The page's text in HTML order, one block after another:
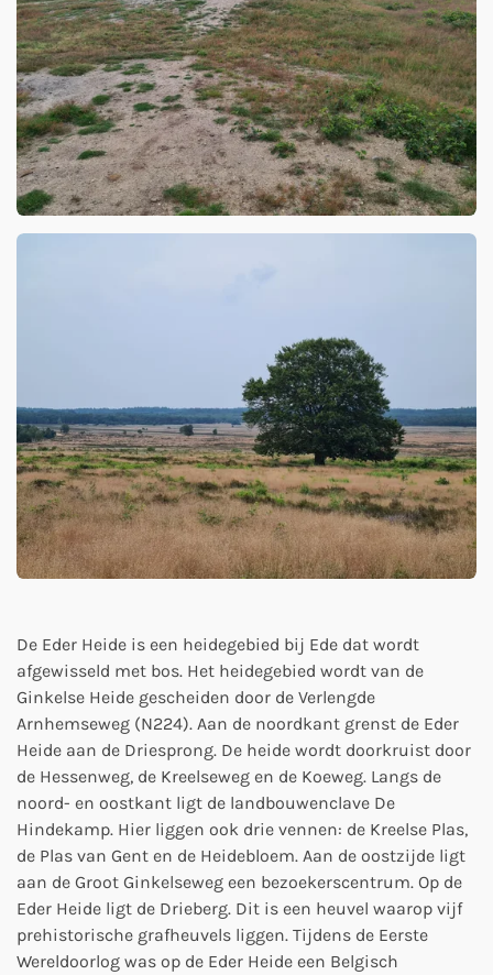
De Eder Heide is een heidegebied bij Ede dat wordt
afgewisseld met bos. Het heidegebied wordt van de
Ginkelse Heide gescheiden door de Verlengde
Arnhemseweg (N224). Aan de noordkant grenst de Eder
Heide aan de Driesprong. De heide wordt doorkruist door
de Hessenweg, de Kreelseweg en de Koeweg. Langs de
noord- en oostkant ligt de landbouwenclave De
Hindekamp. Hier liggen ook drie vennen: de Kreelse Plas,
de Plas van Gent en de Heidebloem. Aan de oostzijde ligt
aan de Groot Ginkelseweg een bezoekerscentrum. Op de
Eder Heide ligt de Drieberg. Dit is een heuvel waarop vijf
prehistorische grafheuvels liggen. Tijdens de Eerste
Wereldoorlog was op de Eder Heide een Belgisch